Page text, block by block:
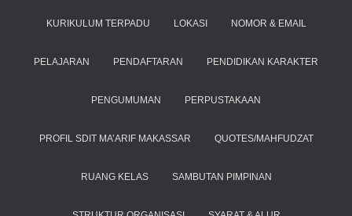
KURIKULUM TERPADU LOKASI NOMOR & EMAIL
PELAJARAN PENDAFTARAN PENDIDIKAN KARAKTER
PENGUMUMAN PERPUSTAKAAN
PROFIL SDIT MA’ARIF MAKASSAR QUOTES/MAHFUDZAT
RUANG KELAS SAMBUTAN PIMPINAN